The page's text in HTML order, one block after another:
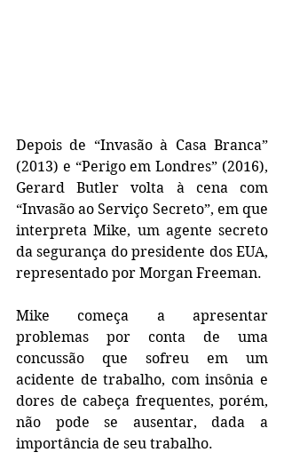
Depois de “Invasão à Casa Branca”
(2013) e “Perigo em Londres” (2016),
Gerard Butler volta à cena com
“Invasão ao Serviço Secreto”, em que
interpreta Mike, um agente secreto
da segurança do presidente dos EUA,
representado por Morgan Freeman.
Mike começa a apresentar
problemas por conta de uma
concussão que sofreu em um
acidente de trabalho, com insônia e
dores de cabeça frequentes, porém,
não pode se ausentar, dada a
importância de seu trabalho.